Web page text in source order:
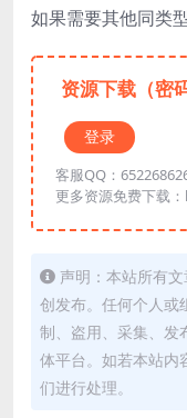
如果需要其他同类
资源下载（密
登录
客服QQ：
更多资源免费下载
声明：本站所有
创发布。任何个人或
制、盗用、采集、发
体平台。如若本站内
们进行处理。